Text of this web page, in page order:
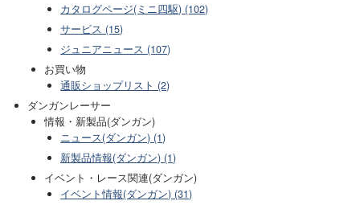
カタログページ(ミニ四駆) (102)
サービス (15)
ジュニアニュース (107)
お買い物
通販ショップリスト (2)
ダンガンレーサー
情報・新製品(ダンガン)
ニュース(ダンガン) (1)
新製品情報(ダンガン) (1)
イベント・レース関連(ダンガン)
イベント情報(ダンガン) (31)